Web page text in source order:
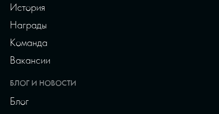
История
Награды
Команда
Вакансии
БЛОГ И НОВОСТИ
Блог